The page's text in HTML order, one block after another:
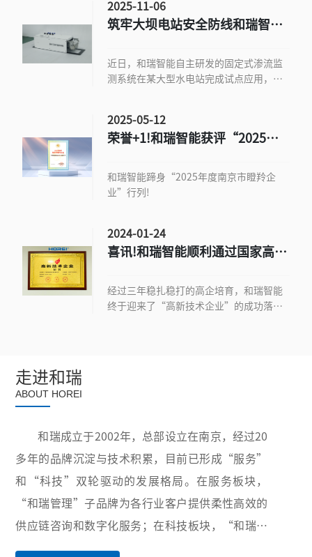
2025-11-06
筑牢大坝电站安全防线和瑞智能
近日，和瑞智能自主研发的固定式渗流监
测系统在某大型水电站完成试点应用，为
2025-05-12
荣誉+1!和瑞智能获评“2025年
和瑞智能蹄身“2025年度南京市瞪羚企
业”行列!
2024-01-24
喜讯!和瑞智能顺利通过国家高新
经过三年稳扎稳打的高企培育，和瑞智能
终于迎来了“高新技术企业”的成功落
走进和瑞
ABOUT HOREI
和瑞成立于2002年，总部设立在南京，经过20
多年的品牌沉淀与技术积累，目前已形成“服务”
和“科技”双轮驱动的发展格局。在服务板块，
“和瑞管理”子品牌为各行业客户提供柔性高效的
供应链咨询和数字化服务；在科技板块，“和瑞智